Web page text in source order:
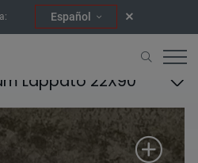
Español
Lappato 22X90